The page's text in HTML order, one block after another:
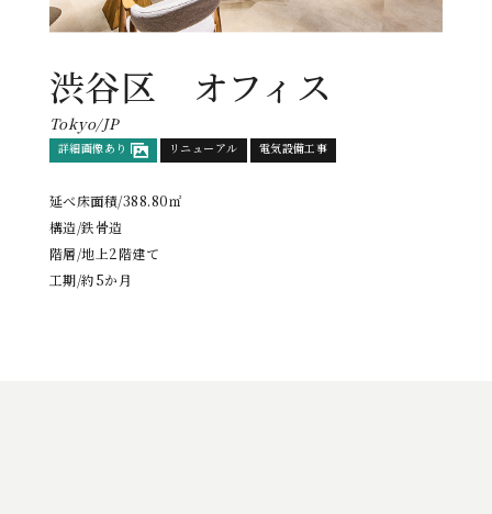
渋谷区 オフィス
Tokyo/JP
詳細画像あり リニューアル 電気設備工事
延べ床面積/388.80㎡
構造/鉄骨造
階層/地上2階建て
工期/約5か月